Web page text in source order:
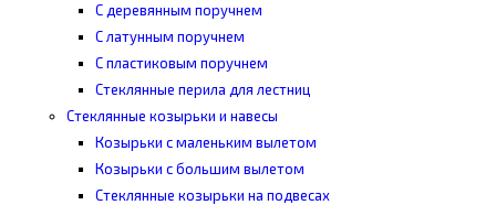
С деревянным поручнем
С латунным поручнем
С пластиковым поручнем
Стеклянные перила для лестниц
Стеклянные козырьки и навесы
Козырьки с маленьким вылетом
Козырьки с большим вылетом
Стеклянные козырьки на подвесах